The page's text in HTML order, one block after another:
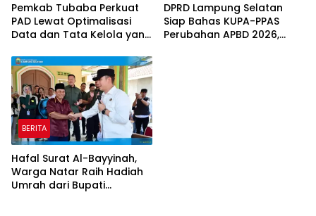
Pemkab Tubaba Perkuat
PAD Lewat Optimalisasi
Data dan Tata Kelola yang
DPRD Lampung Selatan
Siap Bahas KUPA-PPAS
Perubahan APBD 2026,
BERITA
Hafal Surat Al-Bayyinah,
Warga Natar Raih Hadiah
Umrah dari Bupati